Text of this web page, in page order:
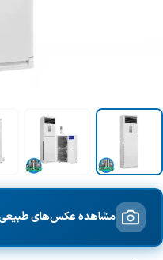
مشاهده عکس‌های